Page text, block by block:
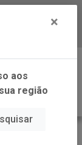
nosso APP
0
×
aos
região